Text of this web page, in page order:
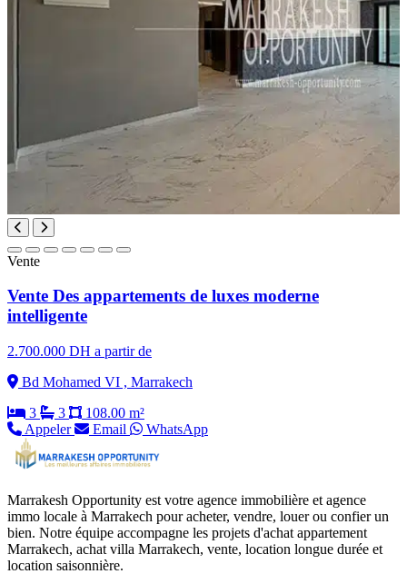
Vente
Vente Des appartements de luxes moderne
intelligente
2.700.000 DH a partir de
Bd Mohamed VI , Marrakech
3
3
108.00 m²
Appeler
Email WhatsApp
Marrakesh Opportunity est votre agence immobilière et agence
immo locale à Marrakech pour acheter, vendre, louer ou confier un
bien. Notre équipe accompagne les projets d'achat appartement
Marrakech, achat villa Marrakech, vente, location longue durée et
location saisonnière.